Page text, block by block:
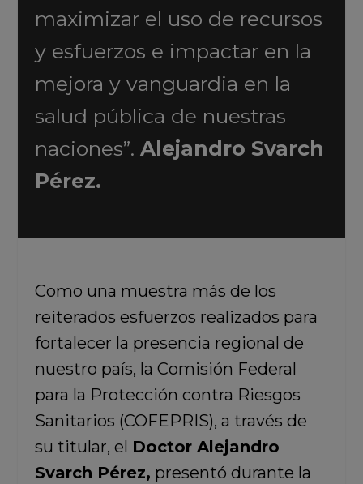
maximizar el uso de recursos
y esfuerzos e impactar en la
mejora y vanguardia en la
salud pública de nuestras
naciones”. Alejandro Svarch
Pérez.
Como una muestra más de los
reiterados esfuerzos realizados para
fortalecer la presencia regional de
nuestro país, la Comisión Federal
para la Protección contra Riesgos
Sanitarios (COFEPRIS), a través de
su titular, el Doctor Alejandro
Svarch Pérez, presentó durante la